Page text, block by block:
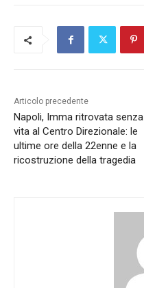
Articolo precedente
Napoli, Imma ritrovata senza
vita al Centro Direzionale: le
ultime ore della 22enne e la
ricostruzione della tragedia